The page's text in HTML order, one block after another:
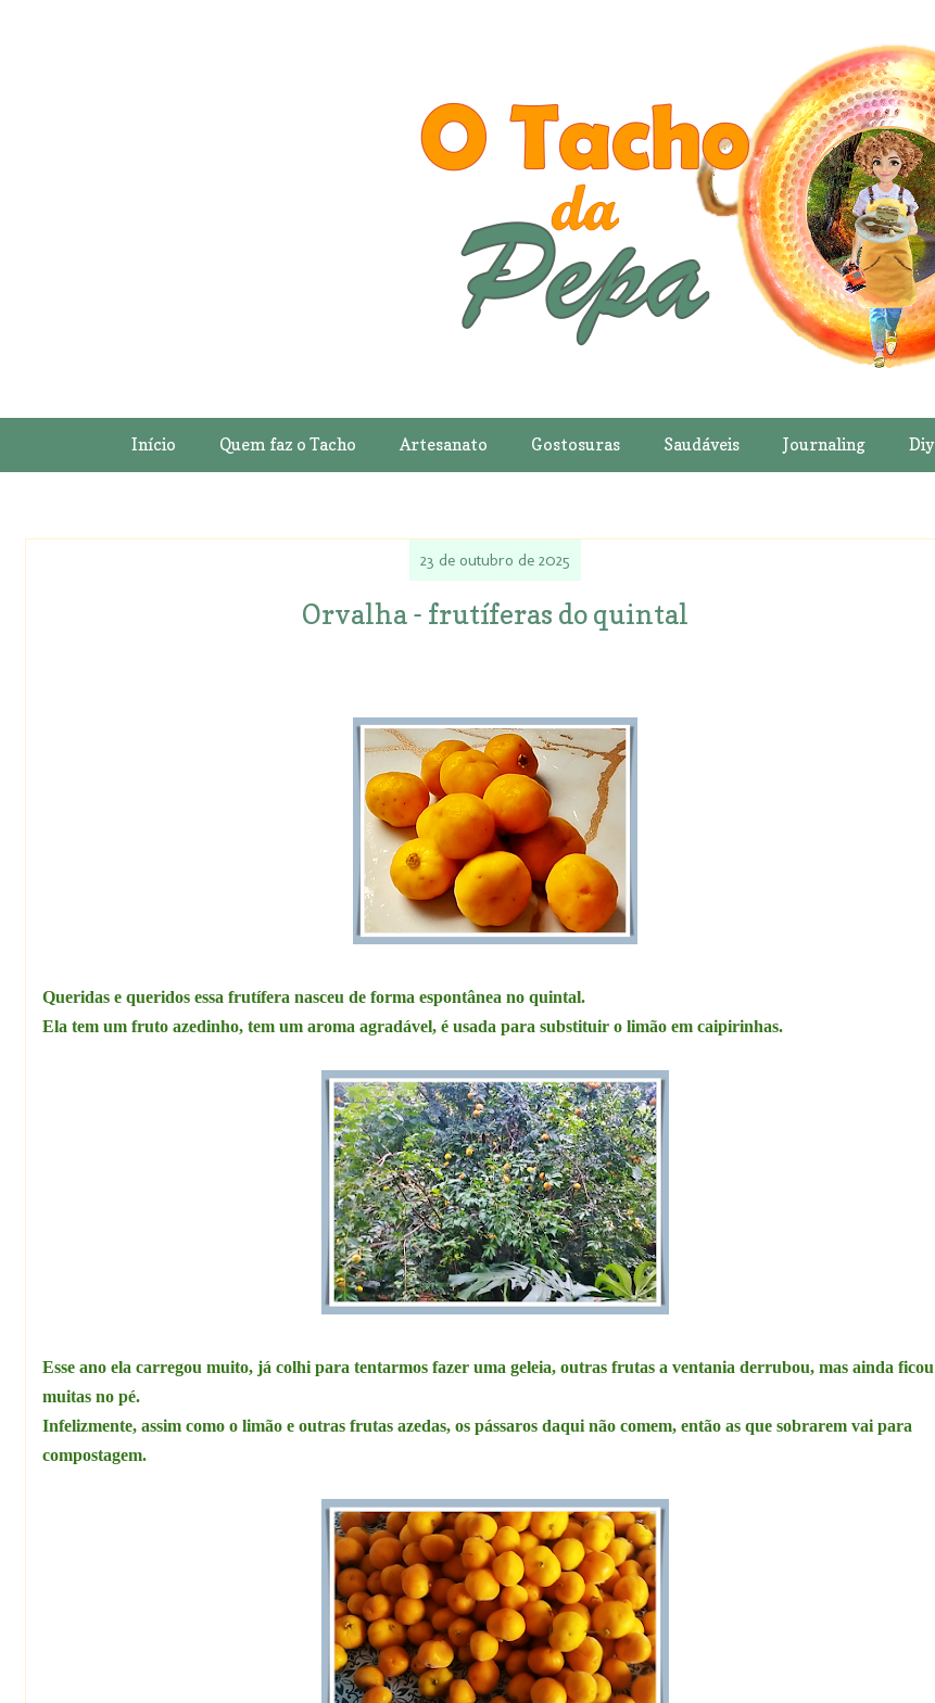
Início Quem faz o Tacho Artesanato Gostosuras Saudáveis Journaling Diy
23 de outubro de 2025
Orvalha - frutíferas do quintal
Queridas e queridos essa frutífera nasceu de forma espontânea no quintal.
Ela tem um fruto azedinho, tem um aroma agradável, é usada para substituir o limão em caipirinhas.
Esse ano ela carregou muito, já colhi para tentarmos fazer uma geleia, outras frutas a ventania derrubou, mas ainda ficou
muitas no pé.
Infelizmente, assim como o limão e outras frutas azedas, os pássaros daqui não comem, então as que sobrarem vai para
compostagem.